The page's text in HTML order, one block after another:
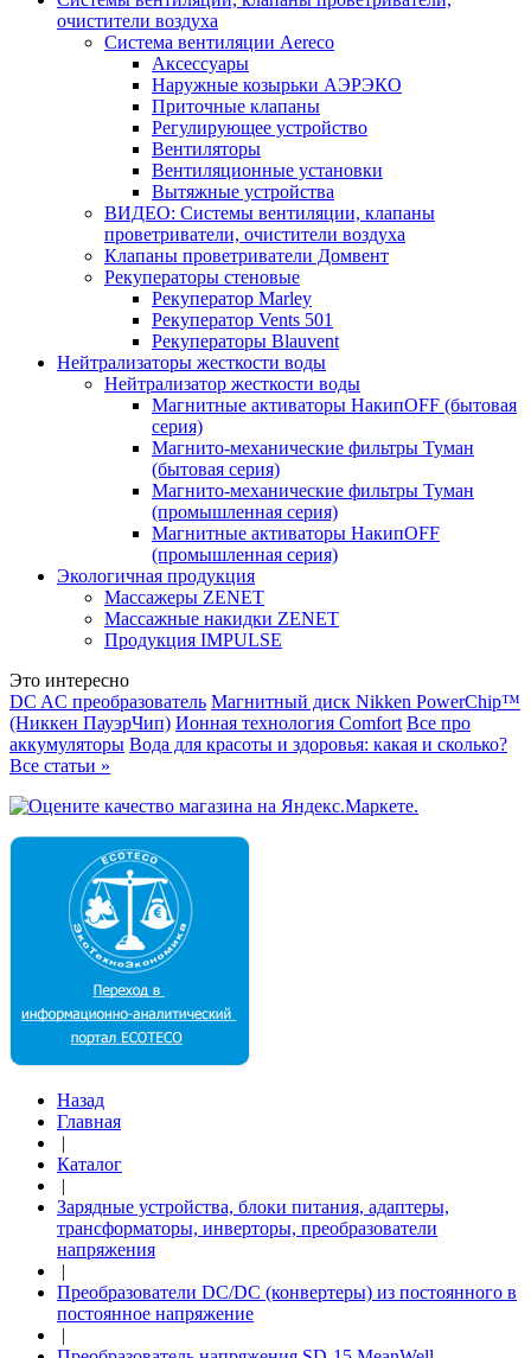
очистители воздуха
Система вентиляции Aereco
Аксессуары
Наружные козырьки АЭРЭКО
Приточные клапаны
Регулирующее устройство
Вентиляторы
Вентиляционные установки
Вытяжные устройства
ВИДЕО: Системы вентиляции, клапаны
проветриватели, очистители воздуха
Клапаны проветриватели Домвент
Рекуператоры стеновые
Рекуператор Marley
Рекуператор Vents 501
Рекуператоры Blauvent
Нейтрализаторы жесткости воды
Нейтрализатор жесткости воды
Магнитные активаторы НакипOFF (бытовая
серия)
Магнито-механические фильтры Туман
(бытовая серия)
Магнито-механические фильтры Туман
(промышленная серия)
Магнитные активаторы НакипOFF
(промышленная серия)
Экологичная продукция
Массажеры ZENET
Массажные накидки ZENET
Продукция IMPULSE
Это интересно
DC AC преобразователь Магнитный диск Nikken PowerChip™
(Никкен ПауэрЧип) Ионная технология Comfort Все про
аккумуляторы Вода для красоты и здоровья: какая и сколько?
Все статьи »
Назад
Главная
|
Каталог
|
Зарядные устройства, блоки питания, адаптеры,
трансформаторы, инверторы, преобразователи
напряжения
|
Преобразователи DC/DC (конвертеры) из постоянного в
постоянное напряжение
|